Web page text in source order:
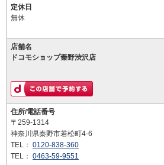
定休日
無休
店舗名
ドコモショップ秦野渋沢店
住所/電話番号
〒259-1314
神奈川県秦野市若松町4-6
TEL： 0120-838-360
TEL： 0463-59-9551